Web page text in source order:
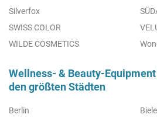
Silverfox
SWISS COLOR
WILDE COSMETICS
Wellness- & Beauty-
den größten Städten
Berlin